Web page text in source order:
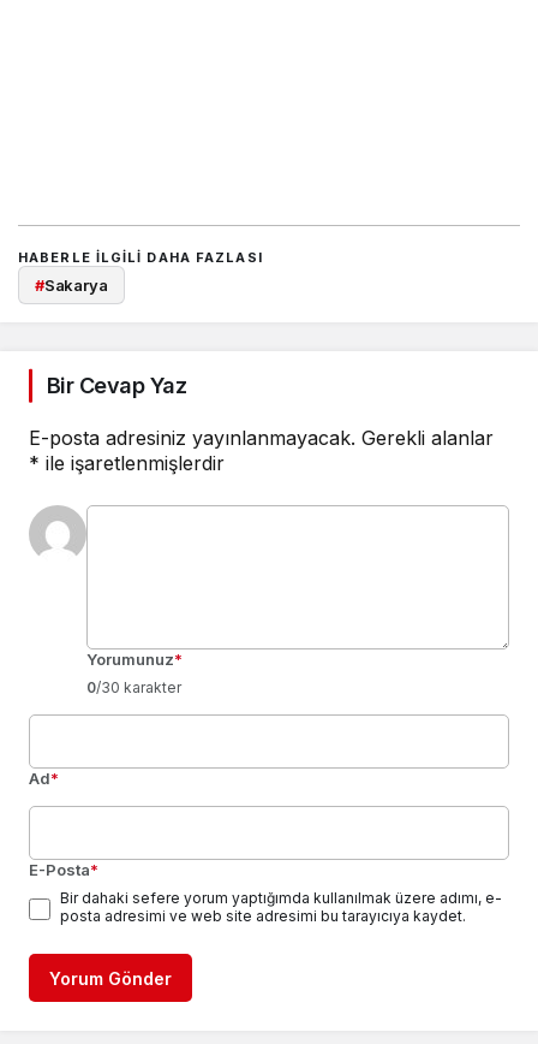
HABERLE ILGILI DAHA FAZLASI
#Sakarya
Bir Cevap Yaz
E-posta adresiniz yayınlanmayacak. Gerekli alanlar
* ile işaretlenmişlerdir
Yorumunuz*
0/30 karakter
Ad*
E-Posta*
Bir dahaki sefere yorum yaptığımda kullanılmak üzere adımı, e-
posta adresimi ve web site adresimi bu tarayıcıya kaydet.
Yorum Gönder